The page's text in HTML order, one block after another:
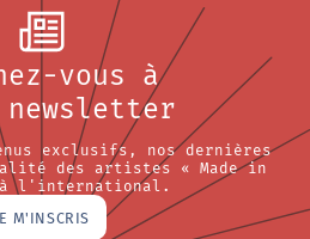
vous à
exclusifs, nos dernières
des artistes « Made in
à l'international.
M'INSCRIS